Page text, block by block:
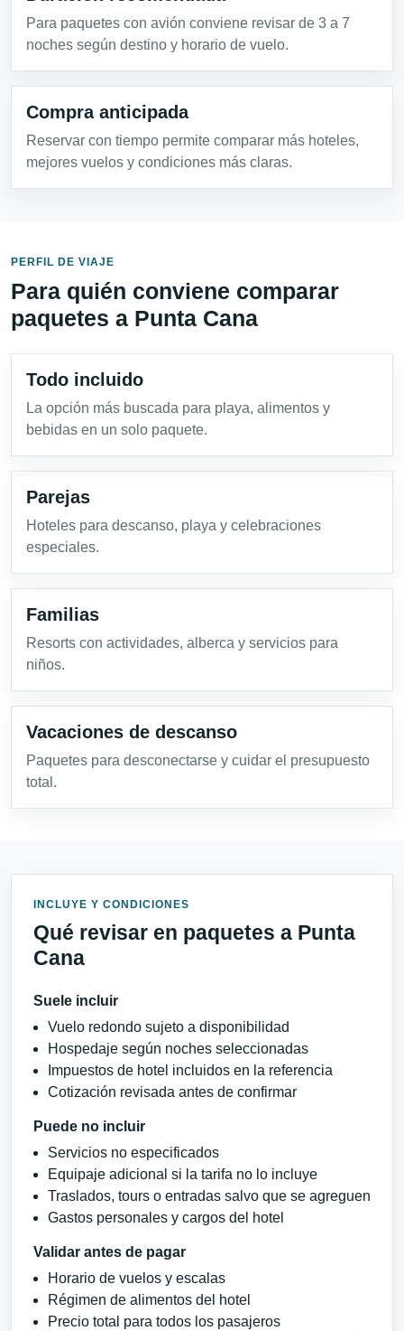
Para paquetes con avión conviene revisar de 3 a 7
noches según destino y horario de vuelo.
Compra anticipada
Reservar con tiempo permite comparar más hoteles,
mejores vuelos y condiciones más claras.
PERFIL DE VIAJE
Para quién conviene comparar
paquetes a Punta Cana
Todo incluido
La opción más buscada para playa, alimentos y
bebidas en un solo paquete.
Parejas
Hoteles para descanso, playa y celebraciones
especiales.
Familias
Resorts con actividades, alberca y servicios para
niños.
Vacaciones de descanso
Paquetes para desconectarse y cuidar el presupuesto
total.
INCLUYE Y CONDICIONES
Qué revisar en paquetes a Punta
Cana
Suele incluir
Vuelo redondo sujeto a disponibilidad
Hospedaje según noches seleccionadas
Impuestos de hotel incluidos en la referencia
Cotización revisada antes de confirmar
Puede no incluir
Servicios no especificados
Equipaje adicional si la tarifa no lo incluye
Traslados, tours o entradas salvo que se agreguen
Gastos personales y cargos del hotel
Validar antes de pagar
Horario de vuelos y escalas
Régimen de alimentos del hotel
Precio total para todos los pasajeros